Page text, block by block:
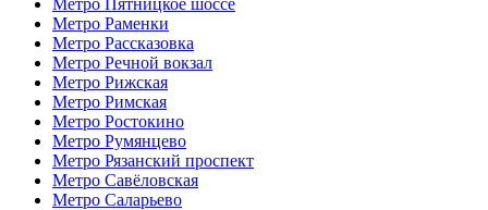
Метро Раменки
Метро Рассказовка
Метро Речной вокзал
Метро Рижская
Метро Римская
Метро Ростокино
Метро Румянцево
Метро Рязанский проспект
Метро Савёловская
Метро Саларьево